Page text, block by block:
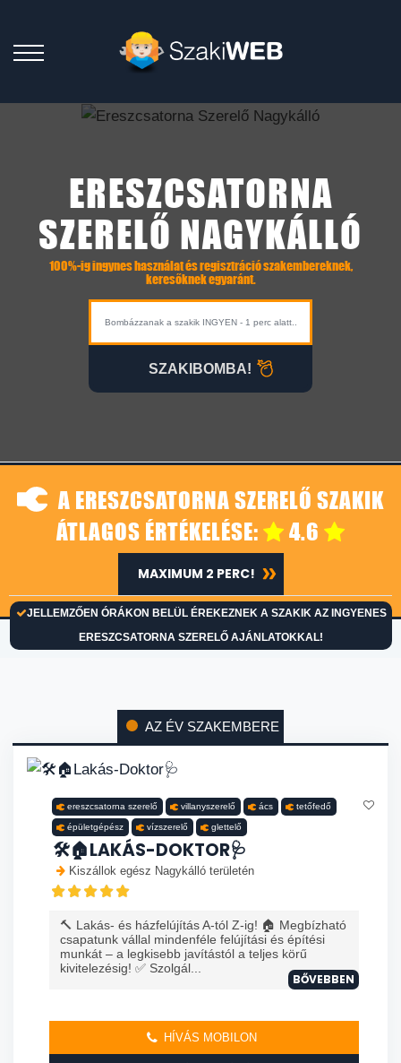
ERESZCSATORNA
SZERELŐ NAGYKÁLLÓ
100%-ig ingynes használat és regisztráció szakembereknek,
keresőknek egyaránt.
SZAKIBOMBA!
A ERESZCSATORNA SZERELŐ SZAKIK
ÁTLAGOS ÉRTÉKELÉSE:
4.6
JELLEMZŐEN ÓRÁKON BELÜL ÉREKEZNEK A SZAKIK AZ INGYENES
ERESZCSATORNA SZERELŐ AJÁNLATOKKAL!
MAXIMUM 2 PERC!
AZ ÉV SZAKEMBERE
ereszcsatorna szerelő villanyszerelő ács tetőfedő
épületgépész vízszerelő glettelő
🛠️🏠LAKÁS-DOKTOR🩺
Kiszállok egész Nagykálló területén
🔨 Lakás- és házfelújítás A-tól Z-ig! 🏠 Megbízható
csapatunk vállal mindenféle felújítási és építési
munkát – a legkisebb javítástól a teljes körű
kivitelezésig! ✅ Szolgál...
BŐVEBBEN
HÍVÁS MOBILON